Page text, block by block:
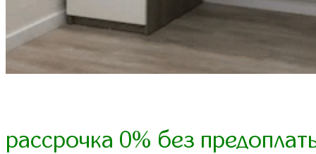
рассрочка 0% без